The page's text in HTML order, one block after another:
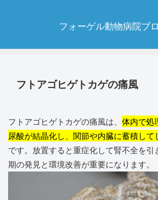
フォーゲル動物病院ブ
フトアゴヒゲトカゲの痛風
フトアゴヒゲトカゲの痛風は、 体内で処
尿酸が結晶化し、関節や内臓に蓄積して
です。放置すると重症化して腎不全を
期の発見と環境改善が重要になります。